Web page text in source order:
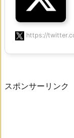
https://
スポンサーリンク